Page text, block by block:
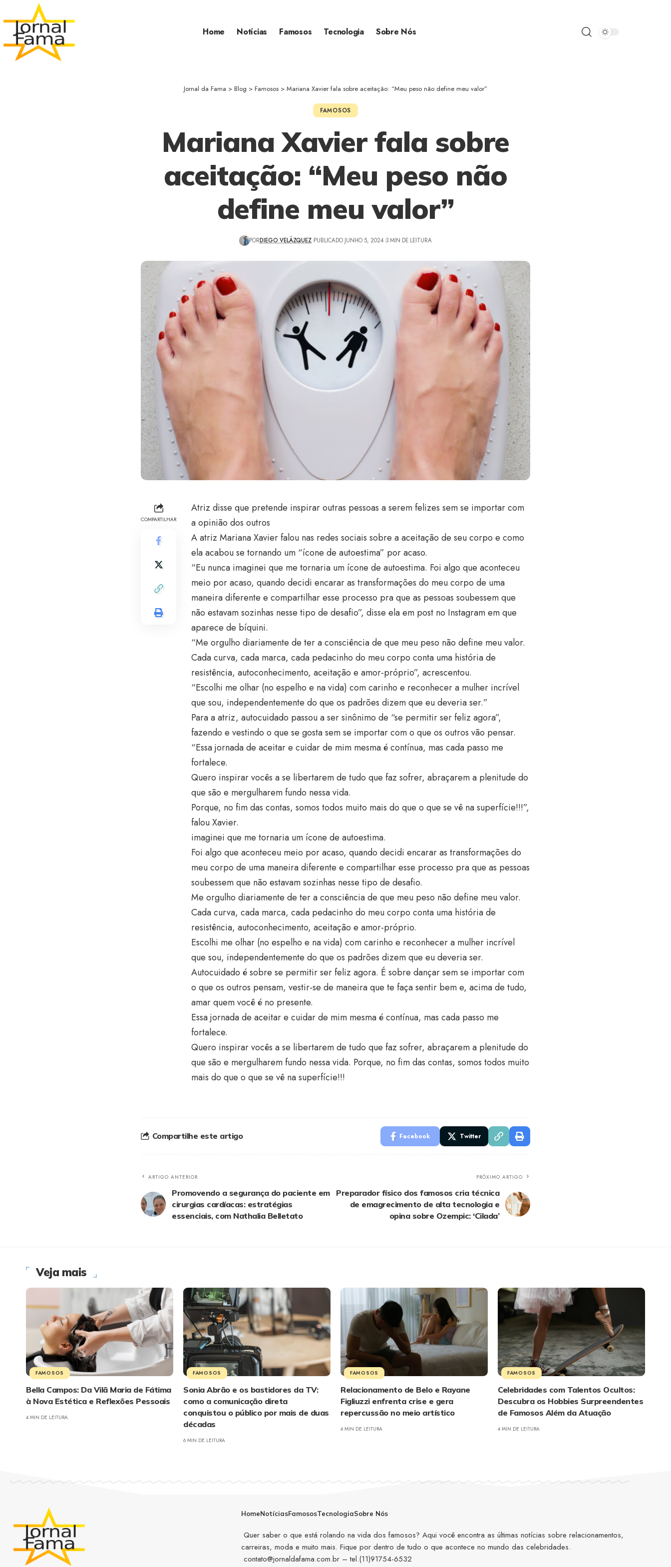
Home Notícias Famosos Tecnologia Sobre Nós
Jornal da Fama > Blog > Famosos > Mariana Xavier fala sobre aceitação: “Meu peso não define meu valor”
FAMOSOS
Mariana Xavier fala sobre
aceitação: “Meu peso não
define meu valor”
PORDIEGO VELÁZQUEZ PUBLICADO JUNHO 5, 2024 3 MIN DE LEITURA
COMPARTILHAR
Atriz disse que pretende inspirar outras pessoas a serem felizes sem se importar com
a opinião dos outros
A atriz Mariana Xavier falou nas redes sociais sobre a aceitação de seu corpo e como
ela acabou se tornando um “ícone de autoestima” por acaso.
“Eu nunca imaginei que me tornaria um ícone de autoestima. Foi algo que aconteceu
meio por acaso, quando decidi encarar as transformações do meu corpo de uma
maneira diferente e compartilhar esse processo pra que as pessoas soubessem que
não estavam sozinhas nesse tipo de desafio”, disse ela em post no Instagram em que
aparece de bíquini.
“Me orgulho diariamente de ter a consciência de que meu peso não define meu valor.
Cada curva, cada marca, cada pedacinho do meu corpo conta uma história de
resistência, autoconhecimento, aceitação e amor-próprio”, acrescentou.
“Escolhi me olhar (no espelho e na vida) com carinho e reconhecer a mulher incrível
que sou, independentemente do que os padrões dizem que eu deveria ser.”
Para a atriz, autocuidado passou a ser sinônimo de “se permitir ser feliz agora”,
fazendo e vestindo o que se gosta sem se importar com o que os outros vão pensar.
“Essa jornada de aceitar e cuidar de mim mesma é contínua, mas cada passo me
fortalece.
Quero inspirar vocês a se libertarem de tudo que faz sofrer, abraçarem a plenitude do
que são e mergulharem fundo nessa vida.
Porque, no fim das contas, somos todos muito mais do que o que se vê na superfície!!!”,
falou Xavier.
imaginei que me tornaria um ícone de autoestima.
Foi algo que aconteceu meio por acaso, quando decidi encarar as transformações do
meu corpo de uma maneira diferente e compartilhar esse processo pra que as pessoas
soubessem que não estavam sozinhas nesse tipo de desafio.
Me orgulho diariamente de ter a consciência de que meu peso não define meu valor.
Cada curva, cada marca, cada pedacinho do meu corpo conta uma história de
resistência, autoconhecimento, aceitação e amor-próprio.
Escolhi me olhar (no espelho e na vida) com carinho e reconhecer a mulher incrível
que sou, independentemente do que os padrões dizem que eu deveria ser.
Autocuidado é sobre se permitir ser feliz agora. É sobre dançar sem se importar com
o que os outros pensam, vestir-se de maneira que te faça sentir bem e, acima de tudo,
amar quem você é no presente.
Essa jornada de aceitar e cuidar de mim mesma é contínua, mas cada passo me
fortalece.
Quero inspirar vocês a se libertarem de tudo que faz sofrer, abraçarem a plenitude do
que são e mergulharem fundo nessa vida. Porque, no fim das contas, somos todos muito
mais do que o que se vê na superfície!!!
Compartilhe este artigo Facebook Twitter
ARTIGO ANTERIOR
Promovendo a segurança do paciente em
cirurgias cardíacas: estratégias
essenciais, com Nathalia Belletato
PRÓXIMO ARTIGO
Preparador físico dos famosos cria técnica
de emagrecimento de alta tecnologia e
opina sobre Ozempic: ‘Cilada’
Veja mais
FAMOSOS
Bella Campos: Da Vilã Maria de Fátima
à Nova Estética e Reflexões Pessoais
4 MIN DE LEITURA
FAMOSOS
Sonia Abrão e os bastidores da TV:
como a comunicação direta
conquistou o público por mais de duas
décadas
6 MIN DE LEITURA
FAMOSOS
Relacionamento de Belo e Rayane
Figliuzzi enfrenta crise e gera
repercussão no meio artístico
4 MIN DE LEITURA
FAMOSOS
Celebridades com Talentos Ocultos:
Descubra os Hobbies Surpreendentes
de Famosos Além da Atuação
4 MIN DE LEITURA
HomeNotíciasFamososTecnologiaSobre Nós
Quer saber o que está rolando na vida dos famosos? Aqui você encontra as últimas notícias sobre relacionamentos,
carreiras, moda e muito mais. Fique por dentro de tudo o que acontece no mundo das celebridades.
contato@jornaldafama.com.br – tel.(11)91754-6532